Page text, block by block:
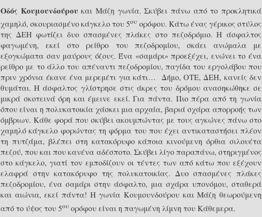
Οδός Κουμουνδούρουκαι Μάζη γωνία. Σκύβει πάνω από το προκλητικά
χαμηλό, σκουριασμένο κάγκελο του 5ου ορόφου. Κάτω ένας γέρικος στύλος
της ΔΕΗ φωτίζει δυο σπασμένες πλάκες στο πεζοδρόμιο. Η άσφαλτος
φαγωμένη, εκεί στο ρείθρο του πεζοδρομίου, σκάει ανώμαλα με
εξογκώματα σαν μαύρους όζους. Ένα «σαμάρι» προεξέχει, ενώνει το ένα
ρείθρο με το άλλο του απέναντι πεζοδρομίου, παγίδα του εργολάβου που
πριν χρόνια έκανε ένα μερεμέτι για κάτι… Δήμο, ΟΤΕ, ΔΕΗ, κανείς δεν
θυμάται. Η άσφαλτος γλίστρησε στις άκρες του δρόμου ανασηκώθηκε σε
μικρά σκοτεινά όρη και έμεινε εκεί. Για πάντα. Πιο πέρα από τη γωνία
όπου είναι η πολυκατοικία χάσκει μια αρχαία, βαριά σχάρα απορροής των
όμβριων. Κάθε φορά που σκύβει ακουμπώντας με τους αγκώνες πάνω στο
χαμηλό κάγκελο φορώντας τη φόρμα του που έχει αντικαταστήσει πλέον
τη πυτζάμα, βλέπει στη κατακόρυφο κάποια κινούμενη όρθια σιλουέτα
πεζού, που και που κανένα αδέσποτο. Σκύβει λίγο παραπάνω, στηριγμένος
στο κάγκελο, γιατί τον εμποδίζουν οι τέντες των από κάτω που εξέχουν
ελαφρά στην κατακόρυφο της πολυκατοικίας. Δυο σπασμένες πλάκες
πεζοδρομίου, ένα σαμάρι στην άσφαλτο, μια σχάρα υπονόμου, σταθερά
και αιώνια, εκεί πάντα! Η γωνία Κουμουνδούρου και Μάζη θεωρούμενη
από το ύψος του 5ου ορόφου είναι η παγωμένη λίμνη του Κάθεμερα.